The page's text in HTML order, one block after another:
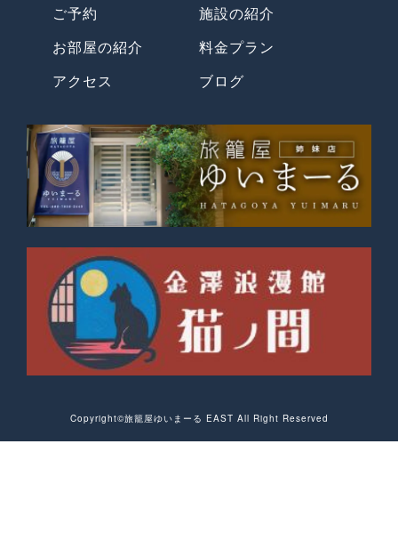
ご予約
施設の紹介
お部屋の紹介
料金プラン
アクセス
ブログ
Copyright©︎旅籠屋ゆいまーる EAST All Right Reserved